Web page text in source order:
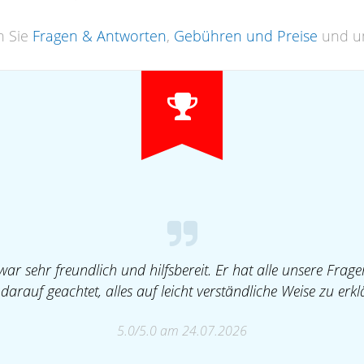
Sie Fragen & Antworten, Gebühren und Preise und
sehr freundlich und hilfsbereit. Er hat alle unsere
geachtet, alles auf leicht verständliche Weise zu
5.0/5.0 am 24.07.2026